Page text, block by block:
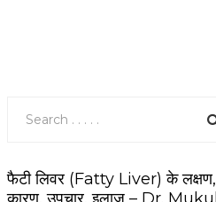
फैटी लिवर (Fatty Liver) के लक्षण,